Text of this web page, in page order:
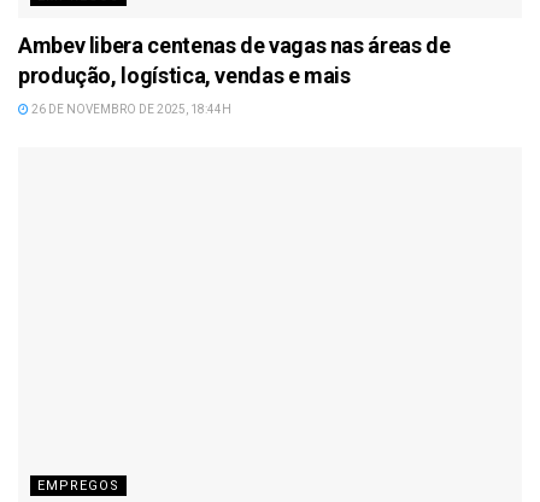
Ambev libera centenas de vagas nas áreas de
produção, logística, vendas e mais
26 DE NOVEMBRO DE 2025, 18:44H
EMPREGOS